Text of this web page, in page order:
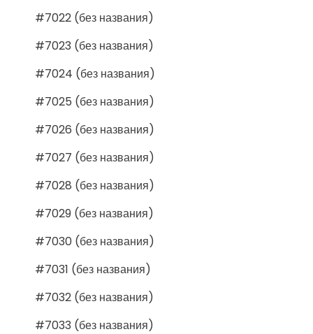
#7022 (без названия)
#7023 (без названия)
#7024 (без названия)
#7025 (без названия)
#7026 (без названия)
#7027 (без названия)
#7028 (без названия)
#7029 (без названия)
#7030 (без названия)
#7031 (без названия)
#7032 (без названия)
#7033 (без названия)